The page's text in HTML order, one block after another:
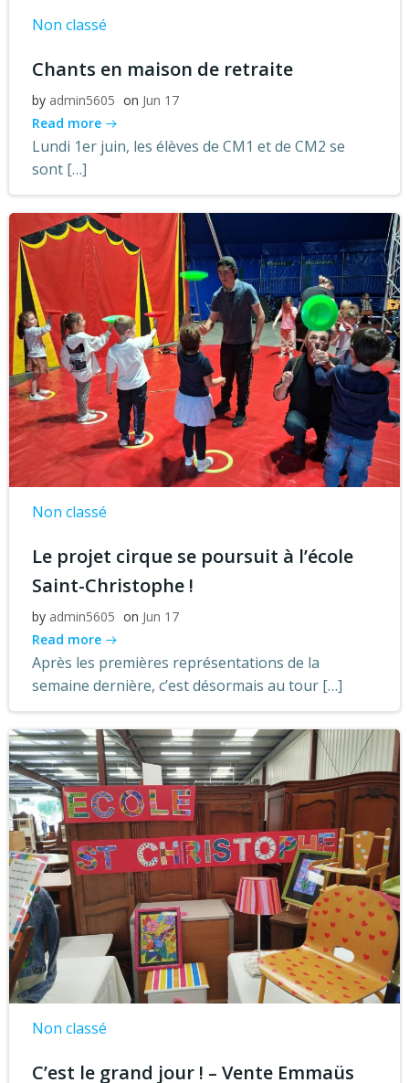
Non classé
Chants en maison de retraite
by admin5605 on Jun 17
Read more
Lundi 1er juin, les élèves de CM1 et de CM2 se
sont […]
Non classé
Le projet cirque se poursuit à l’école
Saint-Christophe !
by admin5605 on Jun 17
Read more
Après les premières représentations de la
semaine dernière, c’est désormais au tour […]
Non classé
C’est le grand jour ! – Vente Emmaüs